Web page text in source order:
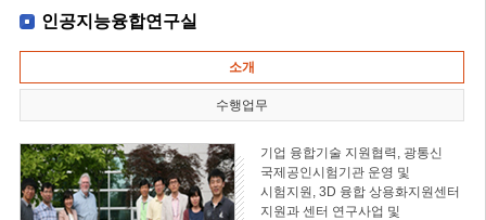
인공지능융합연구실
소개
수행업무
기업 융합기술 지원협력, 광통신
국제공인시험기관 운영 및
시험지원, 3D 융합 상용화지원센터
지원과 센터 연구사업 및